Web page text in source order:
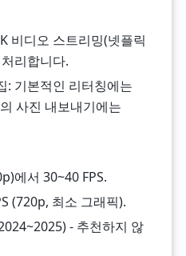
비디오 스트리밍(넷플릭
리합니다.
: 기본적인 리터칭에는
사진 내보내기에는
에서 30~40 FPS.
(720p, 최소 그래픽).
- 추천하지 않